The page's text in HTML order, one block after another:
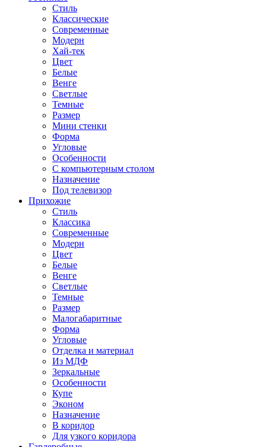
Стиль
Классические
Современные
Модерн
Хай-тек
Цвет
Белые
Венге
Светлые
Темные
Размер
Мини стенки
Форма
Угловые
Особенности
С компьютерным столом
Назначение
Под телевизор
Прихожие
Стиль
Классика
Современные
Модерн
Цвет
Белые
Венге
Светлые
Темные
Размер
Малогабаритные
Форма
Угловые
Отделка и материал
Из МДФ
Зеркальные
Особенности
Купе
Эконом
Назначение
В коридор
Для узкого коридора